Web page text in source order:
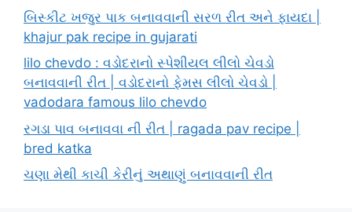
બિસ્કીટ ખજુર પાક બનાવવાની સરળ રીત અને ફાયદા |
khajur pak recipe in gujarati
lilo chevdo : વડોદરાનો સ્પેશીયલ લીલો ચેવડો
બનાવવાની રીત | વડોદરાનો ફેમસ લીલો ચેવડો |
vadodara famous lilo chevdo
રગડા પાવ બનાવવા ની રીત | ragada pav recipe |
bred katka
ચણા મેથી કાચી કેરીનું અથાણું બનાવવાની રીત